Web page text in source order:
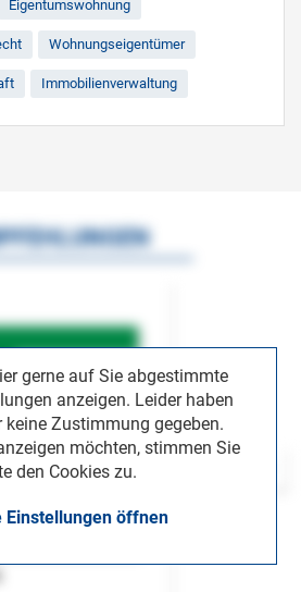
Eigentumswohnung
Wohnungseigentümer
Immobilienverwaltung
gerne auf Sie abgestimmte
anzeigen. Leider haben
keine Zustimmung gegeben.
möchten, stimmen Sie
den Cookies zu.
Einstellungen öffnen